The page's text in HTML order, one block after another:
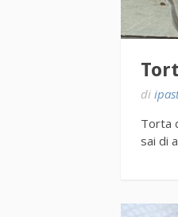
di
Torta
sai di